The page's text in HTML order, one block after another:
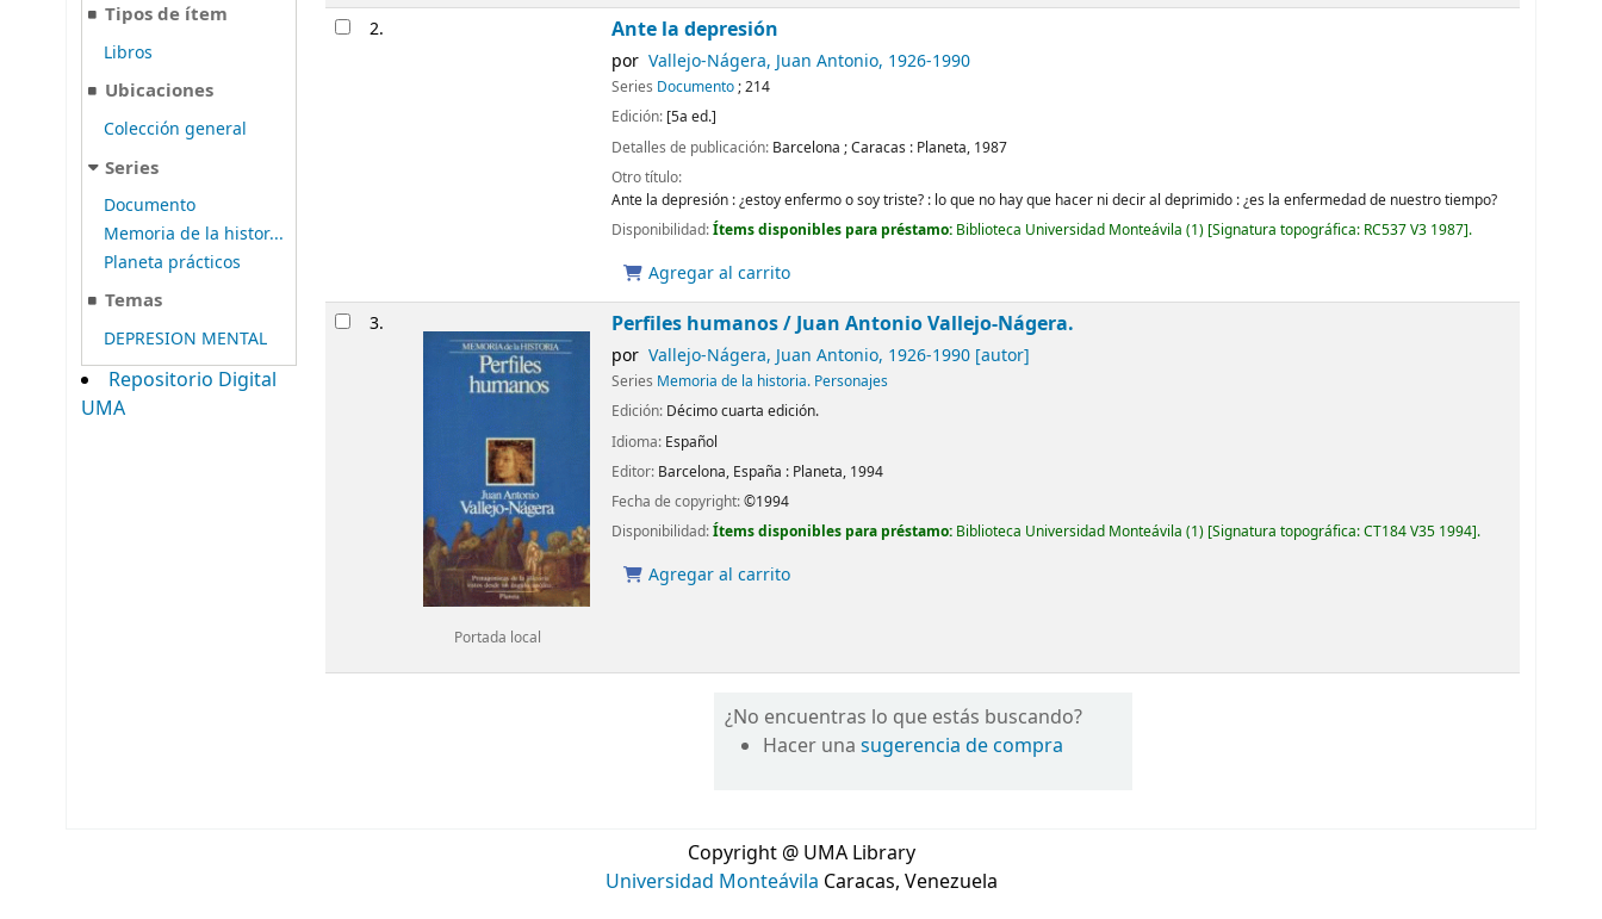
Tipos de ítem
Libros
Ubicaciones
Colección general
Series
Documento
Memoria de la histor...
Planeta prácticos
Temas
DEPRESION MENTAL
Repositorio Digital
UMA
2. Ante la depresión
por Vallejo-Nágera, Juan Antonio, 1926-1990
Series Documento; 214
Edición: [5a ed.]
Detalles de publicación: Barcelona ; Caracas : Planeta, 1987
Otro título:
Ante la depresión : ¿estoy enfermo o soy triste? : lo que no hay que hacer ni decir al deprimido : ¿es la enfermedad de nuestro tiempo?
Disponibilidad:Ítems disponibles para préstamo: Biblioteca Universidad Monteávila (1) Signatura topográfica: RC537 V3 1987 .
Agregar al carrito
3.
Portada local
Perfiles humanos /Juan Antonio Vallejo-Nágera.
por Vallejo-Nágera, Juan Antonio, 1926-1990[autor]
Series Memoria de la historia. Personajes
Edición: Décimo cuarta edición.
Idioma: Español
Editor: Barcelona, España : Planeta, 1994
Fecha de copyright:©1994
Disponibilidad:Ítems disponibles para préstamo: Biblioteca Universidad Monteávila (1) Signatura topográfica:CT184 V35 1994 .
Agregar al carrito
¿No encuentras lo que estás buscando?
Hacer unasugerencia de compra
Copyright @ UMA Library
Universidad Monteávila Caracas, Venezuela